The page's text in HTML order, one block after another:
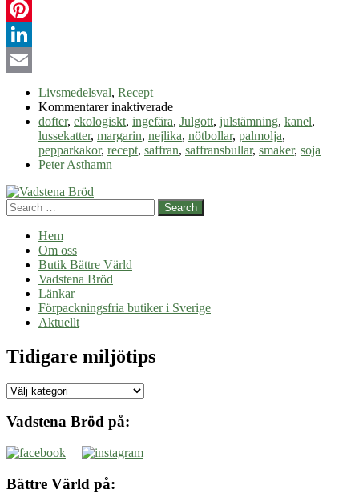
Twitter
Pinterest
LinkedIn
Livsmedelsval, Recept
Kommentarer inaktiveradeför
Julgott
dofter, ekologiskt, ingefära, Julgott, julstämning, kanel,
lussekatter, margarin, nejlika, nötbollar, palmolja,
pepparkakor, recept, saffran, saffransbullar, smaker, soja
Peter Asthamn
Search
Hem
Om oss
Butik Bättre Värld
Vadstena Bröd
Länkar
Förpackningsfria butiker i Sverige
Aktuellt
Tidigare miljötips
Tidigare
Vadstena Bröd på:
Bättre Värld på: